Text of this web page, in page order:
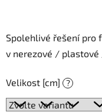
Spolehlivé řešení pro
v nerezové /
Velikost [cm] ?